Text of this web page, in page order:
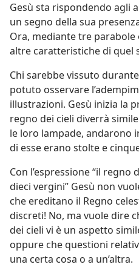
Gesù sta rispondendo agli
un segno della sua
Ora, mediante tre
altre caratteristiche di quel
Chi sarebbe vissuto
potuto osservare
illustrazioni. Gesù inizia la
regno dei cieli diverrà
le loro lampade, andarono
di esse erano stolte e
Con l’espressione “il regno
dieci vergini” Gesù non
che ereditano il Regno
discreti! No, ma vuole dire
dei cieli vi è un aspetto
oppure che questioni
una certa cosa o a un’altra.